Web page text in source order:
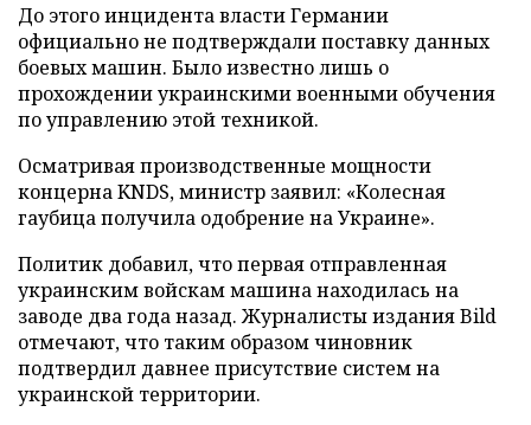
До этого инцидента власти Германии
официально не подтверждали поставку данных
боевых машин. Было известно лишь о
прохождении украинскими военными обучения
по управлению этой техникой.
Осматривая производственные мощности
концерна KNDS, министр заявил: «Колесная
гаубица получила одобрение на Украине».
Политик добавил, что первая отправленная
украинским войскам машина находилась на
заводе два года назад. Журналисты издания Bild
отмечают, что таким образом чиновник
подтвердил давнее присутствие систем на
украинской территории.